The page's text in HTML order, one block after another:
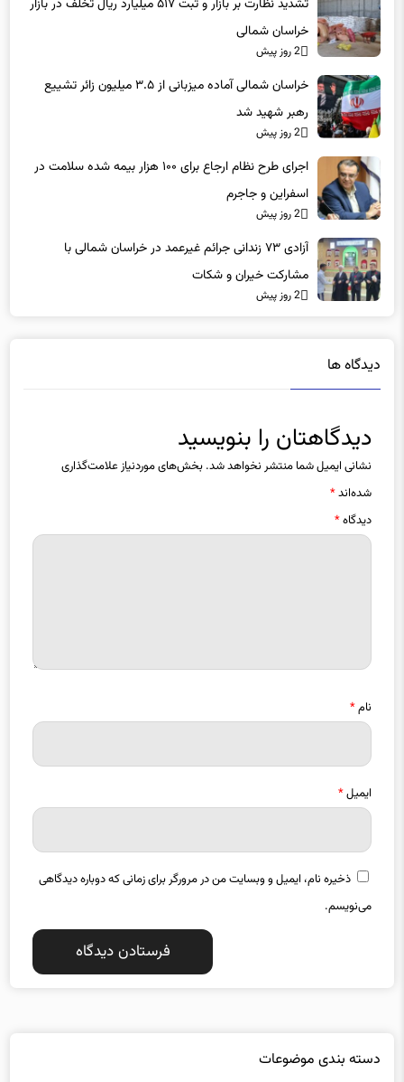
تشدید نظارت بر بازار و ثبت ۵۱۷ میلیارد ریال تخلف در بازار
خراسان شمالی
2 روز پیش
خراسان شمالی آماده میزبانی از ۳.۵ میلیون زائر تشییع
رهبر شهید شد
2 روز پیش
اجرای طرح نظام ارجاع برای ۱۰۰ هزار بیمه شده سلامت در
اسفراین و جاجرم
2 روز پیش
آزادی ۷۳ زندانی جرائم غیرعمد در خراسان شمالی با
مشارکت خیران و شکات
2 روز پیش
دیدگاه ها
دیدگاهتان را بنویسید
نشانی ایمیل شما منتشر نخواهد شد. بخش‌های موردنیاز علامت‌گذاری
شده‌اند*
دیدگاه*
نام*
ایمیل*
ذخیره نام، ایمیل و وبسایت من در مرورگر برای زمانی که دوباره دیدگاهی
می‌نویسم.
دسته بندی موضوعات